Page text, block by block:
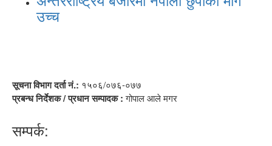
उच्च
सूचना विभाग दर्ता नं.: १५०६/०७६-०७७
प्रबन्ध निर्देशक / प्रधान सम्पादक :गोपाल आले मगर
सम्पर्क: